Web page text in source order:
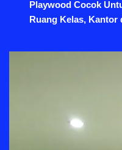
Playwood Cocok
Ruang Kelas, Kantor